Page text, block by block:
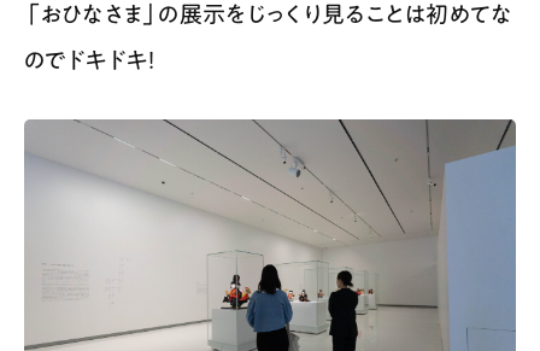
「おひなさま」の展示をじっくり見ることは初めてな
のでドキドキ！